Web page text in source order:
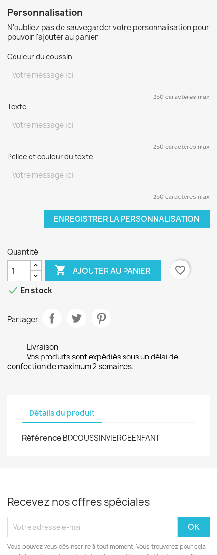
Personnalisation
N'oubliez pas de sauvegarder votre personnalisation pour
pouvoir l'ajouter au panier
Couleur du coussin
250 caractères max
Texte
250 caractères max
Police et couleur du texte
250 caractères max
ENREGISTRER LA PERSONNALISATION
Quantité
 AJOUTER AU PANIER
favorite_border
 En stock
Partager
Livraison
Vos produits sont expédiés sous un délai de
confection de maximum 2 semaines.
Détails du produit
Référence BDCOUSSINVIERGEENFANT
Recevez nos offres spéciales
Vous pouvez vous désinscrire à tout moment. Vous trouverez pour cela